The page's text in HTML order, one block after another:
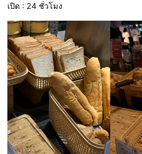
เปิด : 24 ชั่วโมง